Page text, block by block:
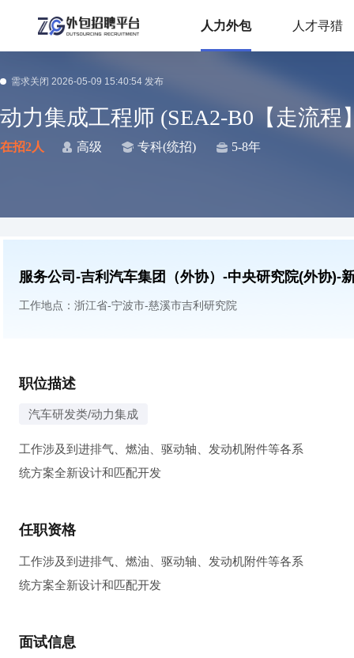
人力外包 人才寻猎
需求关闭 2026-05-09 15:40:54 发布
动力集成工程师 (SEA2-B0【走流程
在招2人 高级 专科(统招) 5-8年
服务公司-吉利汽车集团（外协）-中央研究院(外协)-
工作地点： 浙江省-宁波市-慈溪市吉利研究院
职位描述
汽车研发类/动力集成
工作涉及到进排气、燃油、驱动轴、发动机附件等各系
统方案全新设计和匹配开发
任职资格
工作涉及到进排气、燃油、驱动轴、发动机附件等各系
统方案全新设计和匹配开发
面试信息